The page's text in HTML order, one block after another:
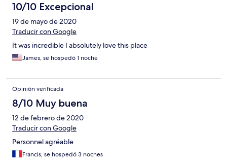
10/10 Excepcional
19 de mayo de 2020
Traducir con Google
It was incredible I absolutely love this place
James, se hospedó 1 noche
Opinión verificada
8/10 Muy buena
12 de febrero de 2020
Traducir con Google
Personnel agréable
Francis, se hospedó 3 noches